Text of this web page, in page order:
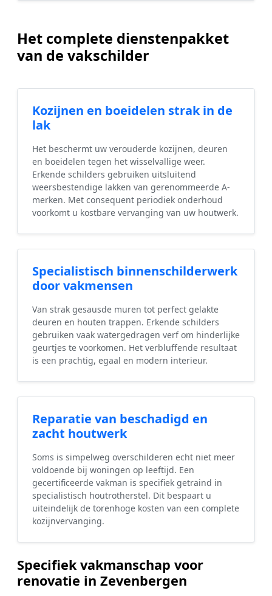
Het complete dienstenpakket
van de vakschilder
Kozijnen en boeidelen strak in de
lak
Het beschermt uw verouderde kozijnen, deuren
en boeidelen tegen het wisselvallige weer.
Erkende schilders gebruiken uitsluitend
weersbestendige lakken van gerenommeerde A-
merken. Met consequent periodiek onderhoud
voorkomt u kostbare vervanging van uw houtwerk.
Specialistisch binnenschilderwerk
door vakmensen
Van strak gesausde muren tot perfect gelakte
deuren en houten trappen. Erkende schilders
gebruiken vaak watergedragen verf om hinderlijke
geurtjes te voorkomen. Het verbluffende resultaat
is een prachtig, egaal en modern interieur.
Reparatie van beschadigd en
zacht houtwerk
Soms is simpelweg overschilderen echt niet meer
voldoende bij woningen op leeftijd. Een
gecertificeerde vakman is specifiek getraind in
specialistisch houtrotherstel. Dit bespaart u
uiteindelijk de torenhoge kosten van een complete
kozijnvervanging.
Specifiek vakmanschap voor
renovatie in Zevenbergen